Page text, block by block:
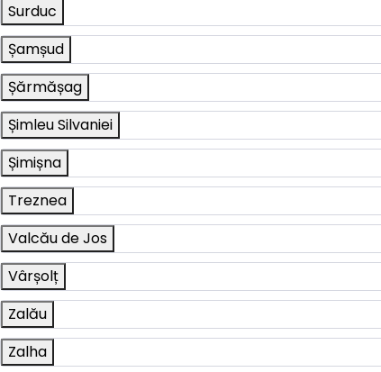
Surduc
Șamșud
Șărmășag
Șimleu Silvaniei
Șimișna
Treznea
Valcău de Jos
Vârșolț
Zalău
Zalha